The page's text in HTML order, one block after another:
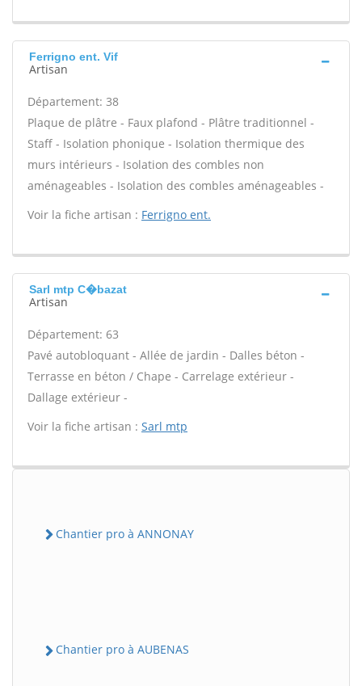
Ferrigno ent. Vif
Artisan
Département: 38
Plaque de plâtre - Faux plafond - Plâtre traditionnel -
Staff - Isolation phonique - Isolation thermique des
murs intérieurs - Isolation des combles non
aménageables - Isolation des combles aménageables -
Voir la fiche artisan : Ferrigno ent.
Sarl mtp C�bazat
Artisan
Département: 63
Pavé autobloquant - Allée de jardin - Dalles béton -
Terrasse en béton / Chape - Carrelage extérieur -
Dallage extérieur -
Voir la fiche artisan : Sarl mtp
Chantier pro à ANNONAY
Chantier pro à AUBENAS